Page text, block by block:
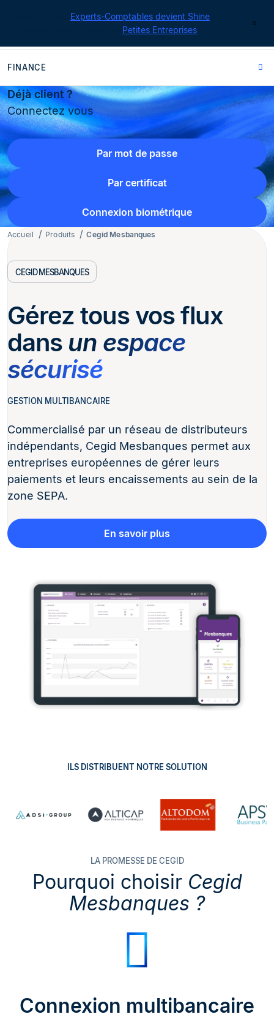
Experts-Comptables devient Shine
Petites Entreprises
FINANCE
Déjà client ?
Connectez vous
Par mot de passe
Par certificat
Connexion biométrique
Accueil Produits Cegid Mesbanques
CEGID MESBANQUES
Gérez tous vos flux
dans un espace
sécurisé
GESTION MULTIBANCAIRE
Commercialisé par un réseau de distributeurs
indépendants, Cegid Mesbanques permet aux
entreprises européennes de gérer leurs
paiements et leurs encaissements au sein de la
zone SEPA.
En savoir plus
ILS DISTRIBUENT NOTRE SOLUTION
LA PROMESSE DE CEGID
Pourquoi choisir Cegid
Mesbanques ?
Connexion multibancaire